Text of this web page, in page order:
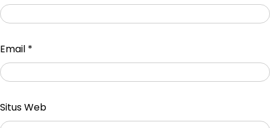
Email *
Situs Web